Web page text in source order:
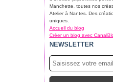
Manchette, toutes nos
Atelier à Nantes. Des
uniques.
Accueil du blog
Créer un blog avec
NEWSLETTER